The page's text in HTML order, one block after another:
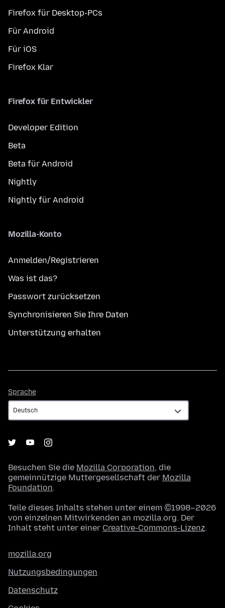
Firefox für Desktop-PCs
Für Android
Für iOS
Firefox Klar
Firefox für Entwickler
Developer Edition
Beta
Beta für Android
Nightly
Nightly für Android
Mozilla-Konto
Anmelden/Registrieren
Was ist das?
Passwort zurücksetzen
Synchronisieren Sie Ihre Daten
Unterstützung erhalten
Sprache
Besuchen Sie die Mozilla Corporation, die
gemeinnützige Muttergesellschaft der Mozilla
Foundation.
Teile dieses Inhalts stehen unter einem ©1998–2026
von einzelnen Mitwirkenden an mozilla.org. Der
Inhalt steht unter einer Creative-Commons-Lizenz.
mozilla.org
Nutzungsbedingungen
Datenschutz